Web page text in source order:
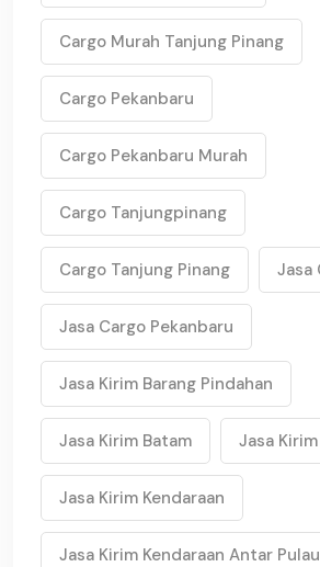
Cargo Murah Tanjung Pinang
Cargo Pekanbaru
Cargo Pekanbaru Murah
Cargo Tanjungpinang
Cargo Tanjung Pinang Jasa
Jasa Cargo Pekanbaru
Jasa Kirim Barang Pindahan
Jasa Kirim Batam Jasa
Jasa Kirim Kendaraan
Jasa Kirim Kendaraan Antar Pulau